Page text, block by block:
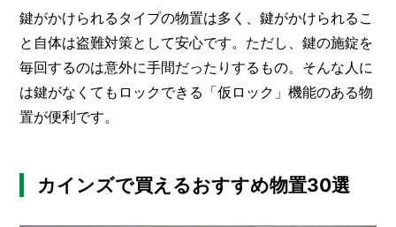
鍵がかけられるタイプの物置は多く、鍵がかけられるこ
と自体は盗難対策として安心です。ただし、鍵の施錠を
毎回するのは意外に手間だったりするもの。そんな人に
は鍵がなくてもロックできる「仮ロック」機能のある物
置が便利です。
カインズで買えるおすすめ物置30選